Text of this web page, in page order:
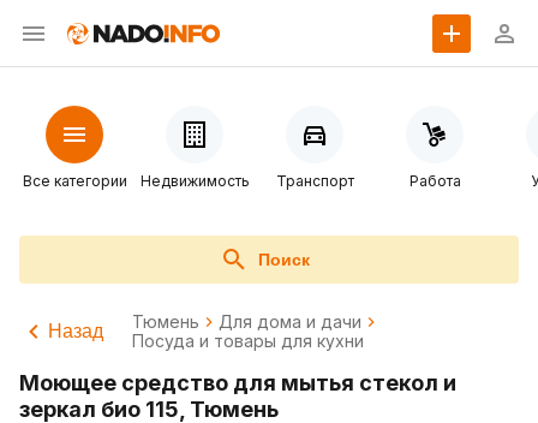
Все категории Недвижимость Транспорт Работа
Поиск
Назад Тюмень
Для дома и дачи
Посуда и товары для кухни
Моющее средство для мытья стекол и
зеркал био 115, Тюмень